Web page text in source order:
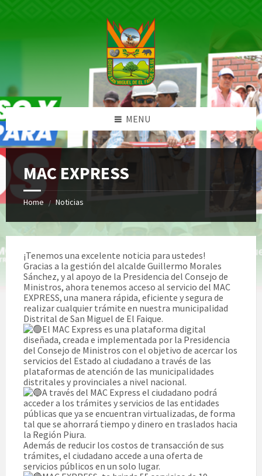
MENU
MAC EXPRESS
Home / Noticias
¡Tenemos una excelente noticia para ustedes!
Gracias a la gestión del alcalde Guillermo Morales
Sánchez, y al apoyo de la Presidencia del Consejo de
Ministros, ahora tenemos acceso al servicio del MAC
EXPRESS, una manera rápida, eficiente y segura de
realizar cualquier trámite en nuestra municipalidad
Distrital de San Miguel de El Faique.
El MAC Express es una plataforma digital
diseñada, creada e implementada por la Presidencia
del Consejo de Ministros con el objetivo de acercar los
servicios del Estado al ciudadano a través de las
plataformas de atención de las municipalidades
distritales y provinciales a nivel nacional.
A través del MAC Express el ciudadano podrá
acceder a los trámites y servicios de las entidades
públicas que ya se encuentran virtualizadas, de forma
tal que se ahorrará tiempo y dinero en traslados hacia
la Región Piura.
Además de reducir los costos de transacción de sus
trámites, el ciudadano accede a una oferta de
servicios públicos en un solo lugar.